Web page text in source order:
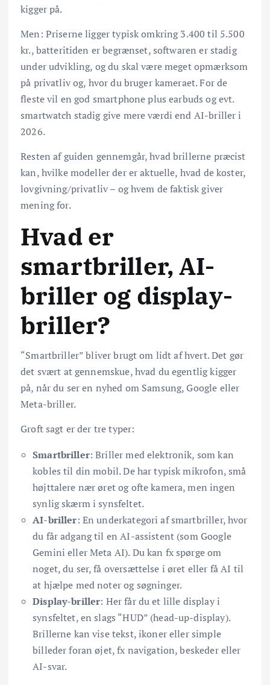
kigger på.
Men: Priserne ligger typisk omkring 3.400 til 5.500
kr., batteritiden er begrænset, softwaren er stadig
under udvikling, og du skal være meget opmærksom
på privatliv og, hvor du bruger kameraet. For de
fleste vil en god smartphone plus earbuds og evt.
smartwatch stadig give mere værdi end AI-briller i
2026.
Resten af guiden gennemgår, hvad brillerne præcist
kan, hvilke modeller der er aktuelle, hvad de koster,
lovgivning/privatliv – og hvem de faktisk giver
mening for.
Hvad er
smartbriller, AI-
briller og display-
briller?
“Smartbriller” bliver brugt om lidt af hvert. Det gør
det svært at gennemskue, hvad du egentlig kigger
på, når du ser en nyhed om Samsung, Google eller
Meta-briller.
Groft sagt er der tre typer:
Smartbriller: Briller med elektronik, som kan
kobles til din mobil. De har typisk mikrofon, små
højttalere nær øret og ofte kamera, men ingen
synlig skærm i synsfeltet.
AI-briller: En underkategori af smartbriller, hvor
du får adgang til en AI-assistent (som Google
Gemini eller Meta AI). Du kan fx spørge om
noget, du ser, få oversættelse i øret eller få AI til
at hjælpe med noter og søgninger.
Display-briller: Her får du et lille display i
synsfeltet, en slags “HUD” (head-up-display).
Brillerne kan vise tekst, ikoner eller simple
billeder foran øjet, fx navigation, beskeder eller
AI-svar.